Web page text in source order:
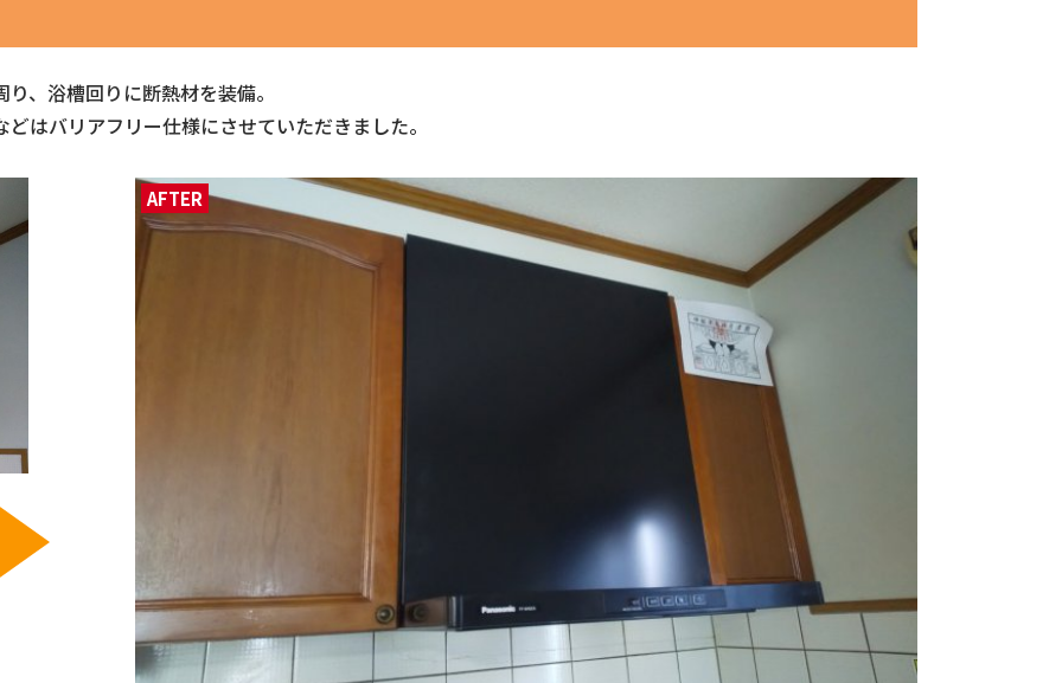
、浴槽回りに断熱材を装備。
はバリアフリー仕様にさせていただきました。
AFTER